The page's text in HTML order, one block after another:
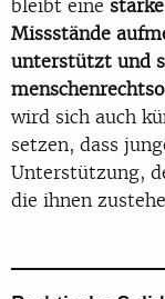
bleibt eine
Missstände
unterstützt und
wird sich auch
setzen, dass
Unterstützung,
die ihnen